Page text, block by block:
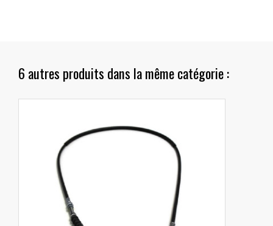
6 autres produits dans la même catégorie :